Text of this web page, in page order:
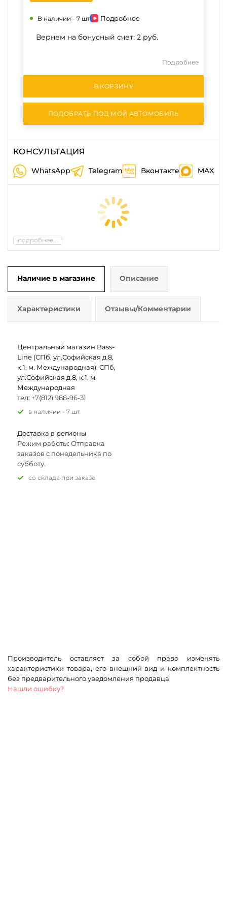
В наличии - 7 шт Подробнее
Вернем на бонусный счет: 2 руб.
Подробнее
В КОРЗИНУ
ПОДОБРАТЬ ПОД МОЙ АВТОМОБИЛЬ
КОНСУЛЬТАЦИЯ
WhatsApp Telegram Вконтакте MAX
подробнее...
Наличие в магазине Описание
Характеристики Отзывы/Комментарии
Центральный магазин Bass-
Line (СПб, ул.Софийская д.8,
к.1, м. Международная), СПб,
ул.Софийская д.8, к.1, м.
Международная
тел: +7(812) 988-96-31
В наличии - 7 шт
Доставка в регионы
Режим работы: Отправка
заказов с понедельника по
субботу.
Со склада при заказе
Производитель оставляет за собой право изменять
характеристики товара, его внешний вид и комплектность
без предварительного уведомления продавца
Нашли ошибку?